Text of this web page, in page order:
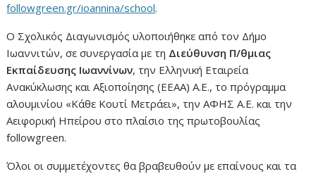
followgreen.gr/ioannina/school.
Ο Σχολικός Διαγωνισμός υλοποιήθηκε από τον Δήμο
Ιωαννιτών, σε συνεργασία με τη Διεύθυνση Π/θμιας
Εκπαίδευσης Ιωαννίνων, την Ελληνική Εταιρεία
Ανακύκλωσης και Αξιοποίησης (ΕΕΑΑ) Α.Ε., το πρόγραμμα
αλουμινίου «Κάθε Κουτί Μετράει», την ΑΦΗΣ Α.Ε. και την
Αειφορική Ηπείρου στο πλαίσιο της πρωτοβουλίας
followgreen.
Όλοι οι συμμετέχοντες θα βραβευθούν με επαίνους και τα